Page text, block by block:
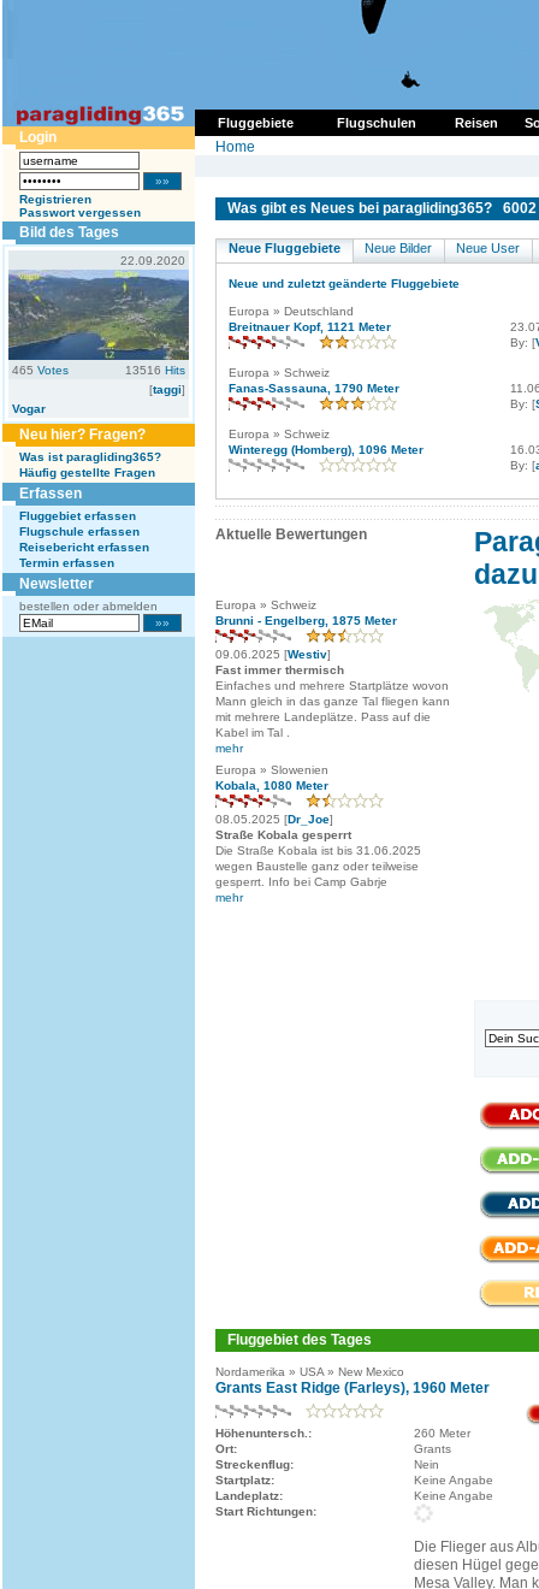
Fluggebiete Flugschulen Reisen
Login
Registrieren
Passwort vergessen
Bild des Tages
22.09.2020
465 Votes 13516 Hits
[taggi]
Vogar
Neu hier? Fragen?
Was ist paragliding365?
Häufig gestellte Fragen
Erfassen
Fluggebiet erfassen
Flugschule erfassen
Reisebericht erfassen
Termin erfassen
Newsletter
bestellen oder abmelden
Home
Was gibt es Neues bei paragliding365?
Neue Fluggebiete Neue Bilder Neue User
Neue und zuletzt geänderte Fluggebiete
Europa » Deutschland
Breitnauer Kopf, 1121 Meter
By: [
Europa » Schweiz
Fanas-Sassauna, 1790 Meter
By: [
Europa » Schweiz
Winteregg (Homberg), 1096 Meter
By: [
Aktuelle Bewertungen
Europa » Schweiz
Brunni - Engelberg, 1875 Meter
09.06.2025 [Westiv]
Fast immer thermisch
Einfaches und mehrere Startplätze wovon
Mann gleich in das ganze Tal fliegen kann
mit mehrere Landeplätze. Pass auf die
Kabel im Tal .
mehr
Europa » Slowenien
Kobala, 1080 Meter
08.05.2025 [Dr_Joe]
Straße Kobala gesperrt
Die Straße Kobala ist bis 31.06.2025
wegen Baustelle ganz oder teilweise
gesperrt. Info bei Camp Gabrje
mehr
Fluggebiet des Tages
Nordamerika » USA » New Mexico
Grants East Ridge (Farleys), 1960 Meter
Höhenuntersch.:
260 Meter
Ort:
Grants
Streckenflug:
Nein
Startplatz:
Keine Angabe
Landeplatz:
Keine Angabe
Start Richtungen:
Die Flieger aus
diesen Hügel
Mesa Valley. Man